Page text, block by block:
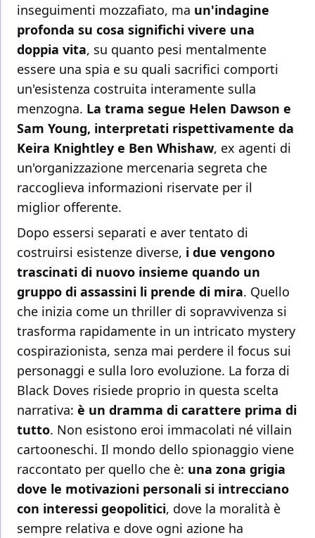
inseguimenti mozzafiato, ma un'indagine
profonda su cosa significhi vivere una
doppia vita, su quanto pesi mentalmente
essere una spia e su quali sacrifici comporti
un'esistenza costruita interamente sulla
menzogna. La trama segue Helen Dawson e
Sam Young, interpretati rispettivamente da
Keira Knightley e Ben Whishaw, ex agenti di
un'organizzazione mercenaria segreta che
raccoglieva informazioni riservate per il
miglior offerente.
Dopo essersi separati e aver tentato di
costruirsi esistenze diverse, i due vengono
trascinati di nuovo insieme quando un
gruppo di assassini li prende di mira. Quello
che inizia come un thriller di sopravvivenza si
trasforma rapidamente in un intricato mystery
cospirazionista, senza mai perdere il focus sui
personaggi e sulla loro evoluzione. La forza di
Black Doves risiede proprio in questa scelta
narrativa: è un dramma di carattere prima di
tutto. Non esistono eroi immacolati né villain
cartooneschi. Il mondo dello spionaggio viene
raccontato per quello che è: una zona grigia
dove le motivazioni personali si intrecciano
con interessi geopolitici, dove la moralità è
sempre relativa e dove ogni azione ha